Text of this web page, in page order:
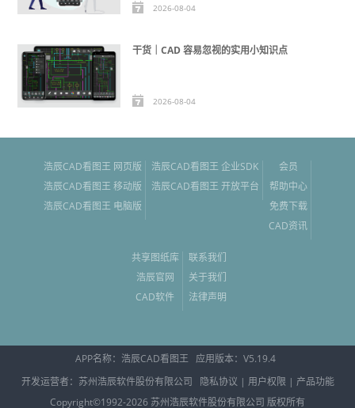
2026-08-04
干货｜CAD 容易忽视的实用小知识点
2026-08-04
浩辰CAD看图王 网页版
浩辰CAD看图王 移动版
浩辰CAD看图王 电脑版
浩辰CAD看图王 企业SDK
浩辰CAD看图王 开放平台
会员
帮助中心
免费下载
CAD资讯
共享图纸库
浩辰官网
CAD软件
联系我们
关于我们
法律声明
APP名称： 浩辰CAD看图王 应用版本：V5.19.4
开发运营者：苏州浩辰软件股份有限公司
隐私协议 | 用户权限 | 产品功能
Copyright©1992-2026 苏州浩辰软件股份有限公司 版权所有